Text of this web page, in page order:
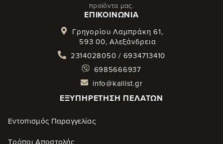
προϊόντα μας.
ΕΠΙΚΟΙΝΩΝΊΑ
Γρηγορίου Λαμπράκη 61,
593 00, Αλεξάνδρεια
2314028050 / 6934713410
6985666937
info@kallist.gr
ΕΞΥΠΗΡΈΤΗΣΗ ΠΕΛΑΤΏΝ
Εντοπισμός Παραγγελίας
Τρόποι Αποστολής